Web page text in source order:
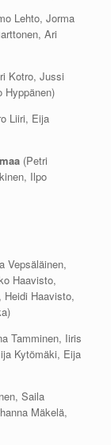
Lehto, Jorma
Ari
Kotro, Jussi
Hyppänen)
Liiri, Eija
(Petri
Ilpo
Vepsäläinen,
Haavisto,
Heidi Haavisto,
Tamminen, Iiris
Kytömäki, Eija
Saila
Mäkelä,